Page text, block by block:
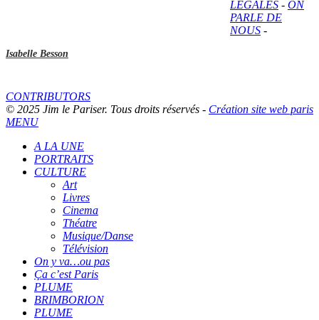
Isabelle Besson
LÉGALES - ON
PARLE DE
NOUS -
CONTRIBUTORS
© 2025 Jim le Pariser. Tous droits réservés - Création site web paris
MENU
A LA UNE
PORTRAITS
CULTURE
Art
Livres
Cinema
Théatre
Musique/Danse
Télévision
On y va…ou pas
Ça c’est Paris
PLUME
BRIMBORION
PLUME